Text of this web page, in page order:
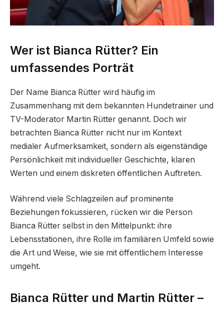
Wer ist Bianca Rütter? Ein
umfassendes Porträt
Der Name Bianca Rütter wird häufig im
Zusammenhang mit dem bekannten Hundetrainer und
TV-Moderator Martin Rütter genannt. Doch wir
betrachten Bianca Rütter nicht nur im Kontext
medialer Aufmerksamkeit, sondern als eigenständige
Persönlichkeit mit individueller Geschichte, klaren
Werten und einem diskreten öffentlichen Auftreten.
Während viele Schlagzeilen auf prominente
Beziehungen fokussieren, rücken wir die Person
Bianca Rütter selbst in den Mittelpunkt: ihre
Lebensstationen, ihre Rolle im familiären Umfeld sowie
die Art und Weise, wie sie mit öffentlichem Interesse
umgeht.
Bianca Rütter und Martin Rütter –